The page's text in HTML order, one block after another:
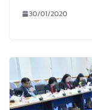
30/01/2020